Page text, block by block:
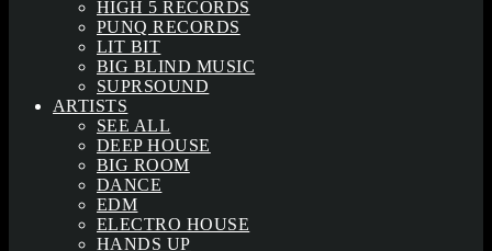
HIGH 5 RECORDS
PUNQ RECORDS
LIT BIT
BIG BLIND MUSIC
SUPRSOUND
ARTISTS
SEE ALL
DEEP HOUSE
BIG ROOM
DANCE
EDM
ELECTRO HOUSE
HANDS UP